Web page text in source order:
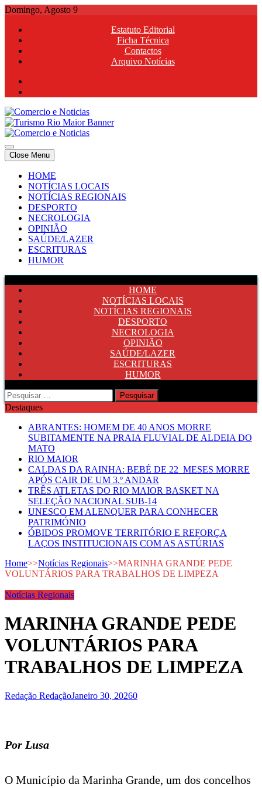
Skip
content
Domingo, Agosto 9
Estatuto Editorial
Ficha Técnica
Contactos
Arquivo Notícias
Comercio e Noticias
Notícias e Publicidade Online
Comercio e Noticias
Notícias e Publicidade Online
Close Menu
HOME
NOTÍCIAS LOCAIS
NOTÍCIAS REGIONAIS
DESPORTO
NECROLOGIA
OPINIÃO
SAÚDE/LAZER
ESCRITURAS
HUMOR
HOME
NOTÍCIAS LOCAIS
NOTÍCIAS REGIONAIS
DESPORTO
NECROLOGIA
OPINIÃO
SAÚDE/LAZER
ESCRITURAS
HUMOR
Pesquisar
por:
Destaques
ABRANTES: HOMEM DE 40 ANOS MORRE
SUBITAMENTE NA PRAIA FLUVIAL DE ALDEIA DO
MATO
RIO MAIOR
CALDAS DA RAINHA: BEBÉ DE 22 MESES MORRE
APÓS CAIR DE UM 3.º ANDAR
TRÊS ATLETAS DO RIO MAIOR BASKET NA
SELEÇÃO NACIONAL SUB-14
UNESCO EM ALENQUER PARA CONHECER
PATRIMÓNIO
ÓBIDOS PROMOVE TERRITÓRIO E REFORÇA
LAÇOS INSTITUCIONAIS COM AS ASTÚRIAS
Home>>Notícias Regionais>>MARINHA GRANDE PEDE
VOLUNTÁRIOS PARA TRABALHOS DE LIMPEZA
Notícias Regionais
MARINHA GRANDE PEDE
VOLUNTÁRIOS PARA
TRABALHOS DE LIMPEZA
Redação RedaçãoJaneiro 30, 20260
Por Lusa
O Município da Marinha Grande, um dos concelhos